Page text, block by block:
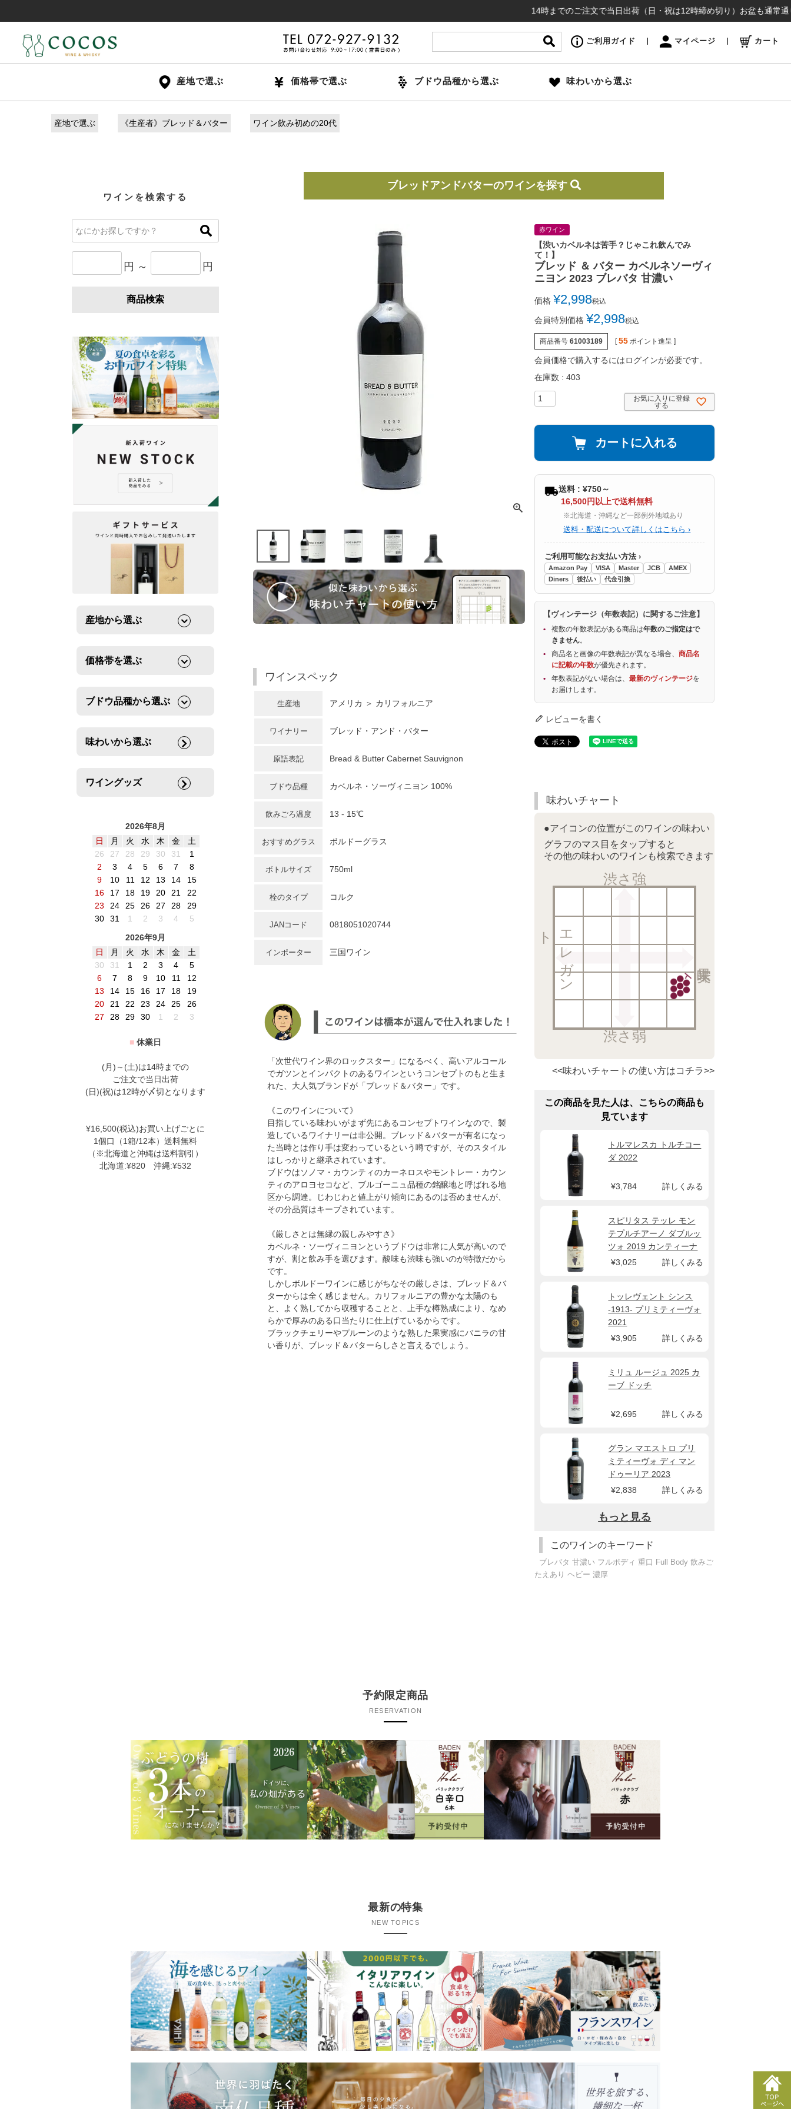
14時までのご注文で当日出荷（日・祝は12時締め切り）お盆も通常通り出荷
ご利用ガイド マイページ カート
産地で選ぶ 価格帯で選ぶ ブドウ品種から選ぶ 味わいから選ぶ
産地で選ぶ 《生産者》ブレッド＆バター ワイン飲み初めの20代
ワインを検索する
円 ～ 円
商品検索
産地から選ぶ
価格帯を選ぶ
ブドウ品種から選ぶ
味わいから選ぶ
ワイングッズ
2026年8月
日
月 火 水 木 金
土
26
27 28 29 30 31
1
2
3 4 5 6 7
8
9
10 11 12 13 14
15
16
17 18 19 20 21
22
23
24 25 26 27 28
29
30
31 1 2 3 4
5
2026年9月
日
月 火 水 木 金
土
30
31 1 2 3 4
5
6
7 8 9 10 11
12
13
14 15 16 17 18
19
20
21 22 23 24 25
26
27
28 29 30 1 2 3
■ 休業日
(月)～(土)は14時までの
ご注文で当日出荷
(日)(祝)は12時が〆切となります
¥16,500(税込)お買い上げごとに
1個口（1箱/12本）送料無料
（※北海道と沖縄は送料割引）
北海道:¥820 沖縄:¥532
ブレッドアンドバターのワインを探す
ワインスペック
生産地 アメリカ ＞ カリフォルニア
ワイナリー ブレッド・アンド・バター
原語表記 Bread & Butter Cabernet Sauvignon
ブドウ品種 カベルネ・ソーヴィニヨン 100%
飲みごろ温度 13 - 15℃
おすすめグラス ボルドーグラス
ボトルサイズ 750ml
栓のタイプ コルク
JANコード 0818051020744
インポーター 三国ワイン
「次世代ワイン界のロックスター」になるべく、高いアルコール
でガツンとインパクトのあるワインというコンセプトのもと生ま
れた、大人気ブランドが「ブレッド＆バター」です。
《このワインについて》
目指している味わいがまず先にあるコンセプトワインなので、製
造しているワイナリーは非公開。ブレッド＆バターが有名になっ
た当時とは作り手は変わっているという噂ですが、そのスタイル
はしっかりと継承されています。
ブドウはソノマ・カウンティのカーネロスやモントレー・カウン
ティのアロヨセコなど、ブルゴーニュ品種の銘醸地と呼ばれる地
区から調達。じわじわと値上がり傾向にあるのは否めませんが、
その分品質はキープされています。
《厳しさとは無縁の親しみやすさ》
カベルネ・ソーヴィニヨンというブドウは非常に人気が高いので
すが、割と飲み手を選びます。酸味も渋味も強いのが特徴だから
です。
しかしボルドーワインに感じがちなその厳しさは、ブレッド＆バ
ターからは全く感じません。カリフォルニアの豊かな太陽のも
と、よく熟してから収穫することと、上手な樽熟成により、なめ
らかで厚みのある口当たりに仕上げているからです。
ブラックチェリーやプルーンのような熟した果実感にバニラの甘
い香りが、ブレッド＆バターらしさと言えるでしょう。
赤ワイン
【渋いカベルネは苦手？じゃこれ飲んでみ
て！】
ブレッド ＆ バター カベルネソーヴィ
ニヨン 2023 ブレバタ 甘濃い
価格 ¥2,998税込
会員特別価格 ¥2,998税込
商品番号 61003189 [ 55 ポイント進呈 ]
会員価格で購入するにはログインが必要です。
在庫数
403
お気に入りに登録
する
カートに入れる
送料 : ¥750～
16,500円以上で送料無料
※北海道・沖縄など一部例外地域あり
送料・配送について詳しくはこちら ›
ご利用可能なお支払い方法 ›
Amazon Pay VISA Master JCB
AMEX
Diners
後払い 代金引換
【ヴィンテージ（年数表記）に関するご注意】
複数の年数表記がある商品は年数のご指定はで
きません。
商品名と画像の年数表記が異なる場合、商品名
に記載の年数が優先されます。
年数表記がない場合は、最新のヴィンテージを
お届けします。
レビューを書く
味わいチャート
●アイコンの位置がこのワインの味わい
グラフのマス目をタップすると
その他の味わいのワインも検索できます
渋さ強
渋さ弱
エ
レ
ガ
ン
ト
<<味わいチャートの使い方はコチラ>>
この商品を見た人は、こちらの商品も
見ています
トルマレスカ トルチコー
ダ 2022
¥3,784 詳しくみる
スピリタス テッレ モン
テプルチアーノ ダブルッ
ツォ 2019 カンティーナ
オルソーニャ
¥3,025 詳しくみる
トッレヴェント シンス
-1913- プリミティーヴォ
2021
¥3,905
詳しくみる
ミリュ ルージュ 2025 カ
ーブ ドッチ
¥2,695 詳しくみる
グラン マエストロ プリ
ミティーヴォ ディ マン
ドゥーリア 2023
¥2,838
詳しくみる
もっと見る
このワインのキーワード
ブレバタ 甘濃い フルボディ 重口 Full Body 飲みご
たえあり ヘビー 濃厚
予約限定商品
RESERVATION
最新の特集
NEW TOPICS